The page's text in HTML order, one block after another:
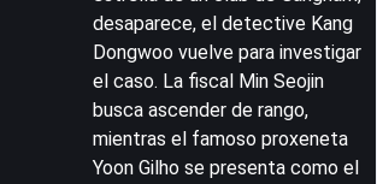
desaparece, el detective Kang
Dongwoo vuelve para investigar
el caso. La fiscal Min Seojin
busca ascender de rango,
mientras el famoso proxeneta
Yoon Gilho se presenta como el